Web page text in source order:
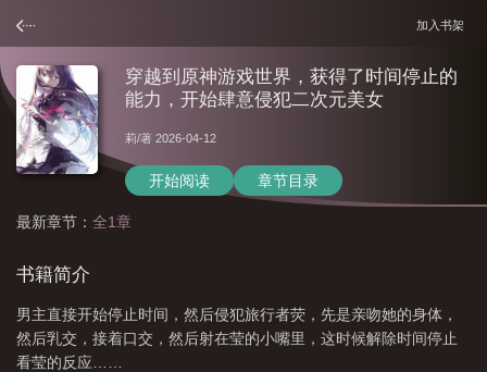
加入书架
穿越到原神游戏世界，获得了时间停止的
能力，开始肆意侵犯二次元美女
莉/著 2026-04-12
开始阅读 章节目录
最新章节： 全1章
书籍简介
男主直接开始停止时间，然后侵犯旅行者荧，先是亲吻她的身体，
然后乳交，接着口交，然后射在莹的小嘴里，这时候解除时间停止
看莹的反应……